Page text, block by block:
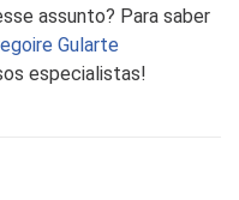
assunto? Para saber
Gularte
especialistas!